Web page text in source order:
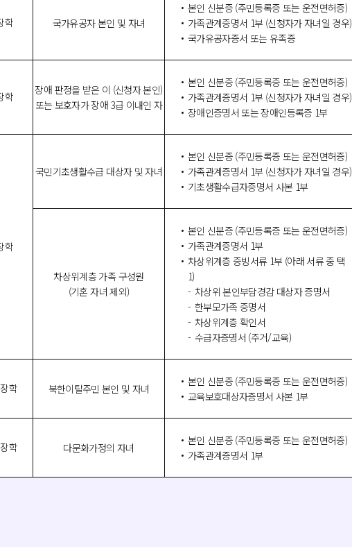
학 국가유공자 본인 및 자녀
본인 신분증 (주민등록증 또는 운전면허증)
가족관계증명서 1부 (신청자가 자녀일 경우)
국가유공자증서 또는 유족증
학
장애 판정을 받은 이 (신청자 본인)
또는 보호자가 장애 3급 이내인 자
본인 신분증 (주민등록증 또는 운전면허증)
가족관계증명서 1부 (신청자가 자녀일 경우)
장애인증명서 또는 장애인등록증 1부
학
국민기초생활수급 대상자 및 자녀
본인 신분증 (주민등록증 또는 운전면허증)
가족관계증명서 1부 (신청자가 자녀일 경우)
기초생활수급자증명서 사본 1부
차상위계층 가족 구성원
(기혼 자녀 제외)
본인 신분증 (주민등록증 또는 운전면허증)
가족관계증명서 1부
차상위계층 증빙서류 1부 (아래 서류 중 택
1)
차상위 본인부담경감 대상자 증명서
한부모가족 증명서
차상위계층 확인서
수급자증명서 (주거/교육)
학 북한이탈주민 본인 및 자녀
본인 신분증 (주민등록증 또는 운전면허증)
교육보호대상자증명서 사본 1부
학 다문화가정의 자녀
본인 신분증 (주민등록증 또는 운전면허증)
가족관계증명서 1부